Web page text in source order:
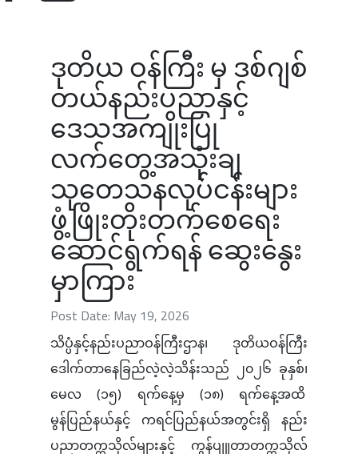
ဒုတိယ ဝန်ကြီး မှ ဒစ်ဂျစ်
တယ်နည်းပညာနှင့်
ဒေသအကျိုးပြု
လက်တွေ့အသုံးချ
သုတေသနလုပ်ငန်းများ
ဖွံ့ဖြိုးတိုးတက်စေရေး
ဆောင်ရွက်ရန် ဆွေးနွေး
မှာကြား
Post Date: May 19, 2026
သိပ္ပံနှင့်နည်းပညာဝန်ကြီးဌာန၊ ဒုတိယဝန်ကြီး
ဒေါက်တာနေခြည်လဲ့လဲ့သိန်းသည် ၂၀၂၆ ခုနှစ်၊
မေလ (၁၅) ရက်နေ့မှ (၁၈) ရက်နေ့အထိ
မွန်ပြည်နယ်နှင့် ကရင်ပြည်နယ်အတွင်းရှိ နည်း
ပညာတက္ကသိုလ်များနှင့် ကွန်ပျူတာတက္ကသိုလ်